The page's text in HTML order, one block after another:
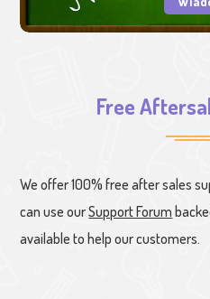
Free
We offer 100% free after sales
can use ourSupport Forum
available to help our customers.